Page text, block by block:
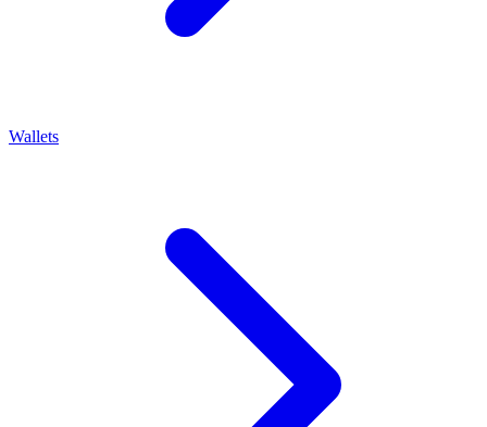
Wallets